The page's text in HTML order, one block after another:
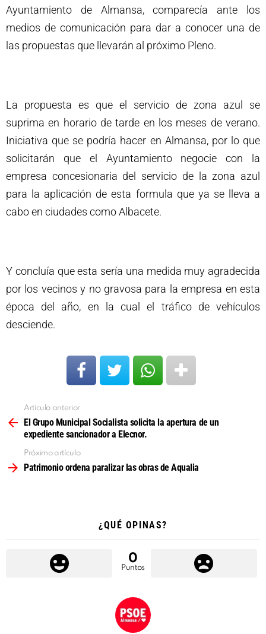
Ayuntamiento de Almansa, comparecía ante los
medios de comunicación para dar a conocer una de
las propuestas que llevarán al próximo Pleno.
La propuesta es que el servicio de zona azul se
suprima en horario de tarde en los meses de verano.
Iniciativa que se podría hacer en Almansa, por lo que
solicitarán que el Ayuntamiento negocie con la
empresa concesionaria del servicio de la zona azul
para la aplicación de esta formula que ya se lleva a
cabo en ciudades como Albacete.
Y concluía que esta sería una medida muy agradecida
por los vecinos y no gravosa para la empresa en esta
época del año, en la cual el tráfico de vehículos
desciende.
más
Artículo anterior
El Grupo Municipal Socialista solicita la apertura de un
expediente sancionador a Elecnor.
Próximo artículo
Patrimonio ordena paralizar las obras de Aqualia
¿QUÉ OPINAS?
0
Puntos